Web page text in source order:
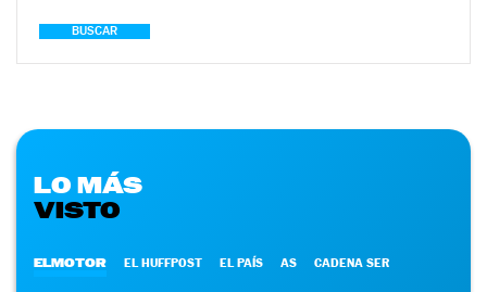
BUSCAR
LO MÁS
VISTO
ELMOTOR EL HUFFPOST EL PAÍS AS CADENA SER